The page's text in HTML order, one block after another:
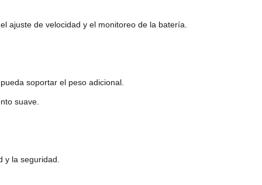
ajuste de velocidad y el monitoreo de la batería.
soportar el peso adicional.
suave.
la seguridad.